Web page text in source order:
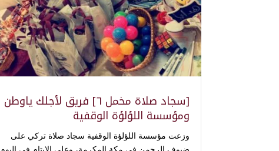
[سجاد صلاة مخمل ٦] فريق لأجلك ياوطن
ومؤسسة اللؤلؤة الوقفية
وزعت مؤسسة اللؤلؤة الوقفية سجاد صلاة تركي على
ضيوف الرحمن في مكة المكرمة، وعلى الايتام في اليوم